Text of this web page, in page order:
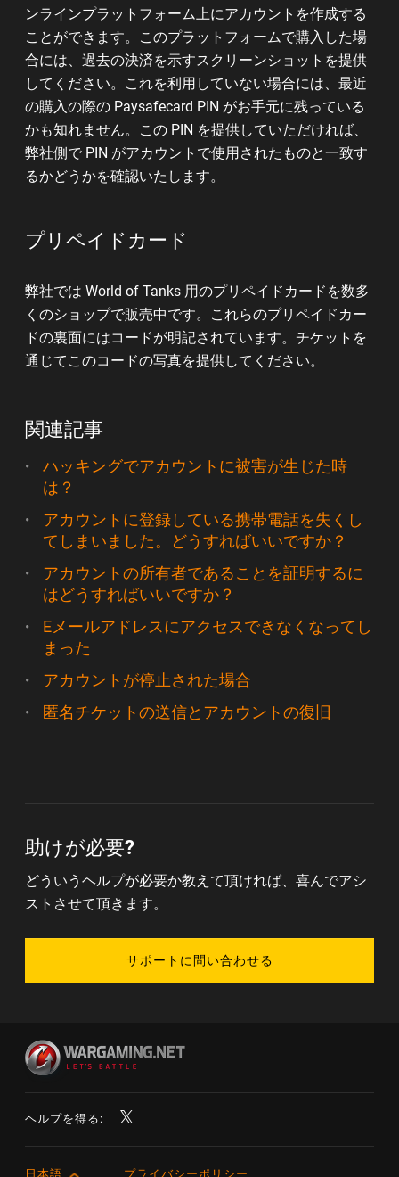
ンラインプラットフォーム上にアカウントを作成する
ことができます。このプラットフォームで購入した場
合には、過去の決済を示すスクリーンショットを提供
してください。これを利用していない場合には、最近
の購入の際の Paysafecard PIN がお手元に残っている
かも知れません。この PIN を提供していただければ、
弊社側で PIN がアカウントで使用されたものと一致す
るかどうかを確認いたします。
プリペイドカード
弊社では World of Tanks 用のプリペイドカードを数多
くのショップで販売中です。これらのプリペイドカー
ドの裏面にはコードが明記されています。チケットを
通じてこのコードの写真を提供してください。
関連記事
ハッキングでアカウントに被害が生じた時
は？
アカウントに登録している携帯電話を失くし
てしまいました。どうすればいいですか？
アカウントの所有者であることを証明するに
はどうすればいいですか？
Eメールアドレスにアクセスできなくなってし
まった
アカウントが停止された場合
匿名チケットの送信とアカウントの復旧
助けが必要?
どういうヘルプが必要か教えて頂ければ、喜んでアシ
ストさせて頂きます。
サポートに問い合わせる
ヘルプを得る:
日本語 プライバシーポリシー